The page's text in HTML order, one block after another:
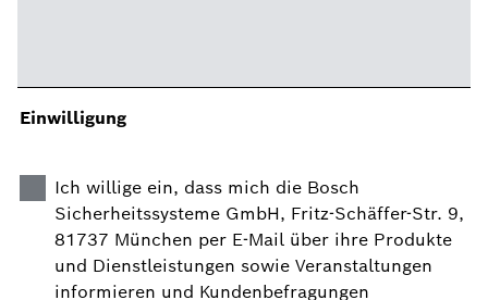
Einwilligung
Ich willige ein, dass mich die Bosch
Sicherheitssysteme GmbH, Fritz-Schäffer-Str. 9,
81737 München per E-Mail über ihre Produkte
und Dienstleistungen sowie Veranstaltungen
informieren und Kundenbefragungen